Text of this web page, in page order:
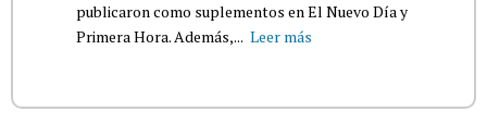
publicaron como suplementos en El Nuevo Día y
Primera Hora. Además,... Leer más